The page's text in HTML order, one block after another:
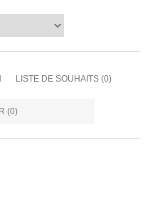
LISTE DE SOUHAITS (0)
(0)